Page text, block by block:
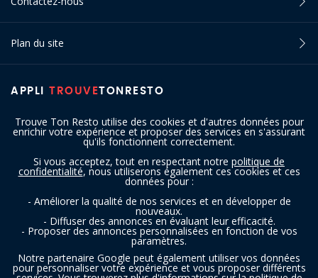
Trouve Ton Resto utilise des cookies et d'autres données pour
enrichir votre expérience et proposer des services en s'assurant
qu'ils fonctionnent correctement.
Si vous acceptez, tout en respectant notre politique de
confidentialité, nous utiliserons également ces cookies et ces
données pour :
- Améliorer la qualité de nos services et en développer de
nouveaux.
- Diffuser des annonces en évaluant leur efficacité.
- Proposer des annonces personnalisées en fonction de vos
paramètres.
Notre partenaire Google peut également utiliser vos données
pour personnaliser votre expérience et vous proposer différents
APPLI TROUVETONRESTO
Plan du site
SUIVEZ-NOUS